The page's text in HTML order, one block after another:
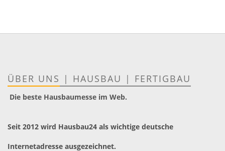
ÜBER UNS | HAUSBAU | FERTIGBAU
Die beste Hausbaumesse im Web.
Seit 2012 wird Hausbau24 als wichtige deutsche
Internetadresse ausgezeichnet.